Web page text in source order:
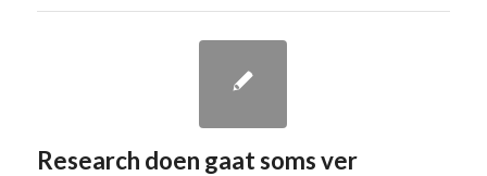
Research doen gaat soms ver